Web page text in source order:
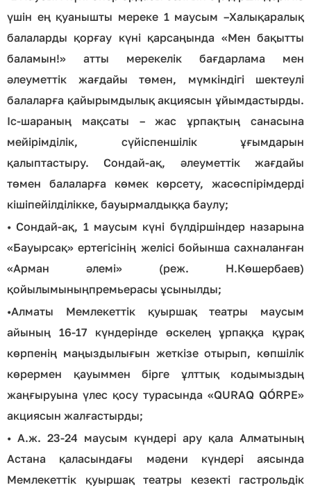
үшін ең қуанышты мереке 1 маусым –Халықаралық
балаларды қорғау күні қарсаңында «Мен бақытты
баламын!» атты мерекелік бағдарлама мен
әлеуметтік жағдайы төмен, мүмкіндігі шектеулі
балаларға қайырымдылық акциясын ұйымдастырды.
Іс-шараның мақсаты – жас ұрпақтың санасына
мейірімділік, сүйіспеншілік ұғымдарын
қалыптастыру. Сондай-ақ, әлеуметтік жағдайы
төмен балаларға көмек көрсету, жасөспірімдерді
кішіпейілділікке, бауырмалдыққа баулу;
• Сондай-ақ, 1 маусым күні бүлдіршіндер назарына
«Бауырсақ» ертегісінің желісі бойынша сахналанған
«Арман әлемі» (реж. Н.Көшербаев)
қойылымыныңпремьерасы ұсынылды;
•Алматы Мемлекеттік қуыршақ театры маусым
айының 16-17 күндерінде өскелең ұрпаққа құрақ
көрпенің маңыздылығын жеткізе отырып, көпшілік
көрермен қауыммен бірге ұлттық кодымыздың
жаңғыруына үлес қосу турасында «QURAQ QÓRPE»
акциясын жалғастырды;
• А.ж. 23-24 маусым күндері ару қала Алматының
Астана қаласындағы мәдени күндері аясында
Мемлекеттік қуыршақ театры кезекті гастрольдік